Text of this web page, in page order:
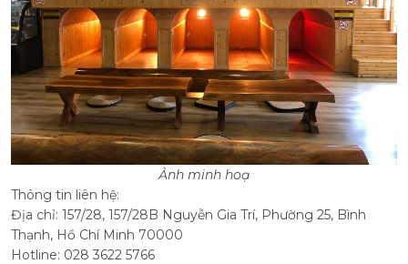
Ảnh minh hoạ
Thông tin liên hệ:
Địa chỉ: 157/28, 157/28B Nguyễn Gia Trí, Phường 25, Bình
Thạnh, Hồ Chí Minh 70000
Hotline: 028 3622 5766